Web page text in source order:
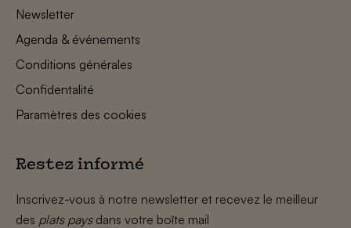
Newsletter
Agenda & événements
Conditions générales
Confidentalité
Paramètres des cookies
Restez informé
Inscrivez-vous à notre newsletter et recevez le meilleur
des plats paysdans votre boîte mail